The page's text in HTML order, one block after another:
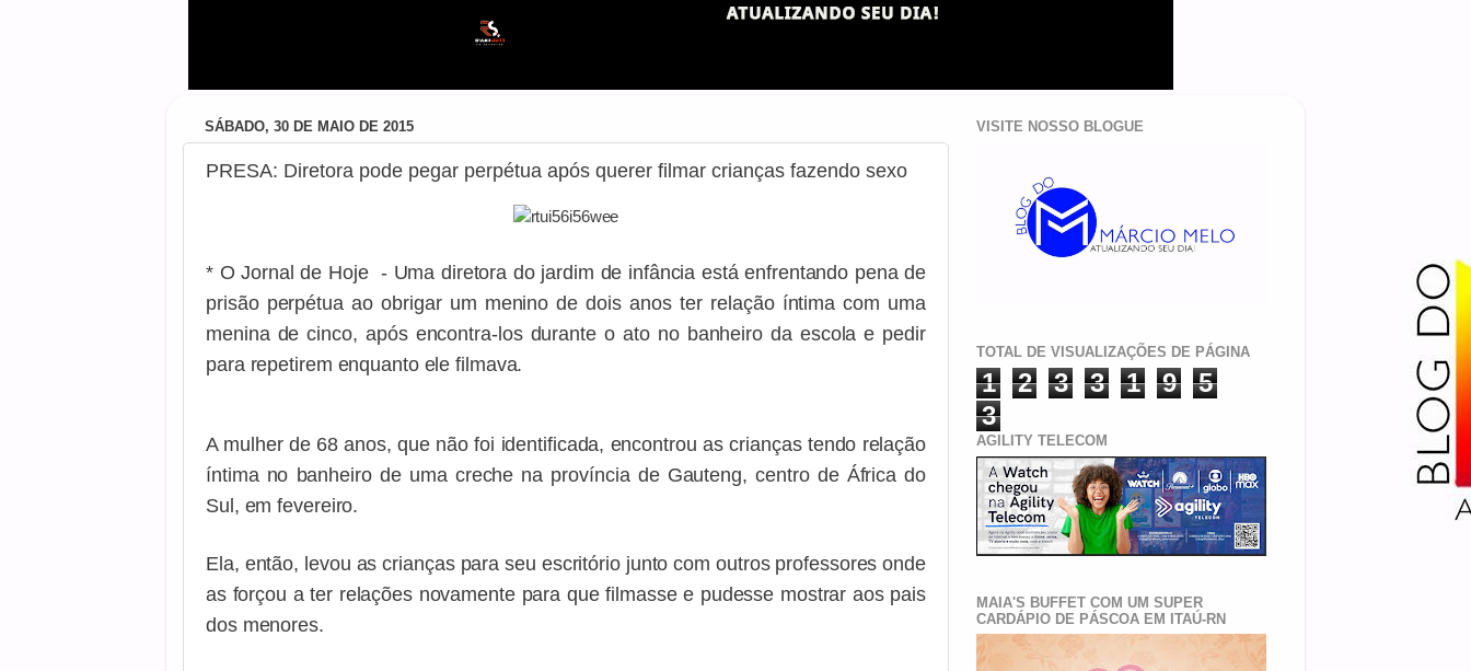
SÁBADO, 30 DE MAIO DE 2015
PRESA: Diretora pode pegar perpétua após querer filmar crianças fazendo sexo
* O Jornal de Hoje - Uma diretora do jardim de infância está enfrentando pena de
prisão perpétua ao obrigar um menino de dois anos ter relação íntima com uma
menina de cinco, após encontra-los durante o ato no banheiro da escola e pedir
para repetirem enquanto ele filmava.
A mulher de 68 anos, que não foi identificada, encontrou as crianças tendo relação
íntima no banheiro de uma creche na província de Gauteng, centro de África do
Sul, em fevereiro.
Ela, então, levou as crianças para seu escritório junto com outros professores onde
as forçou a ter relações novamente para que filmasse e pudesse mostrar aos pais
dos menores.
VISITE NOSSO BLOGUE
TOTAL DE VISUALIZAÇÕES DE PÁGINA
1 2 3 3 1 9
5
3
AGILITY TELECOM
MAIA'S BUFFET COM UM SUPER
CARDÁPIO DE PÁSCOA EM ITAÚ-RN